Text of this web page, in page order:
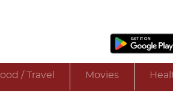
/ Travel Movies